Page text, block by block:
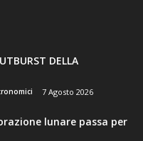
DELLA
7 Agosto 2026
lunare passa per